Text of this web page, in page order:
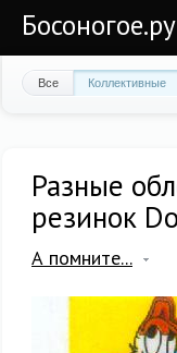
Все Коллективные
Разные
резинок
А помните...